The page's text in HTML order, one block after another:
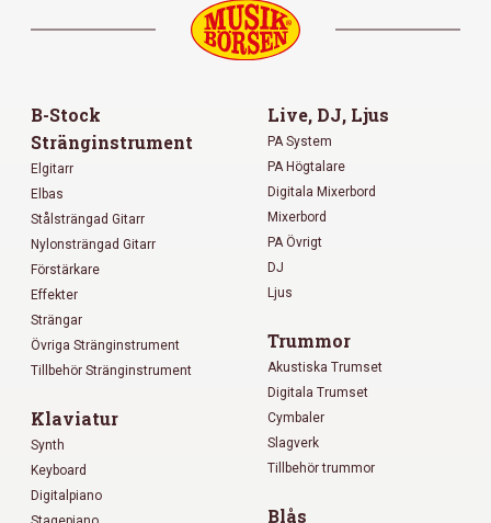
B-Stock
Stränginstrument
Elgitarr
Elbas
Stålsträngad Gitarr
Nylonsträngad Gitarr
Förstärkare
Effekter
Strängar
Övriga Stränginstrument
Tillbehör Stränginstrument
Klaviatur
Synth
Keyboard
Digitalpiano
Live, DJ, Ljus
PA System
PA Högtalare
Digitala Mixerbord
Mixerbord
PA Övrigt
DJ
Ljus
Trummor
Akustiska Trumset
Digitala Trumset
Cymbaler
Slagverk
Tillbehör trummor
Blås